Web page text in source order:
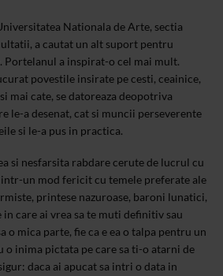
Nationala de Arte, sectia
a cautat un alt suport pentru
Portelanul a inspirat-o cel mai mult.
povestile insirate pe cesti, ceainice,
mai cate, se datoreaza deopotriva
le-a desenat, cat si muncii perseverente
si le-a pus in practica.
si nesfarsita rabdare cerute de lucrul cu
un mod fericit cu temele preferate ale
printese nazuroase, baroni lunatici,
in care ai vrea sa te muti definitiv sau
o mica parte, fie ca e ea o talpa pentru un
o inima pictata pe care sa ti-o atarni de
daca ai apucat sa intri o data in